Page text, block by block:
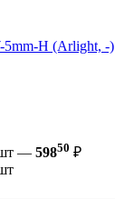
5mm-H (Arlight, -)
шт — 59850 ₽